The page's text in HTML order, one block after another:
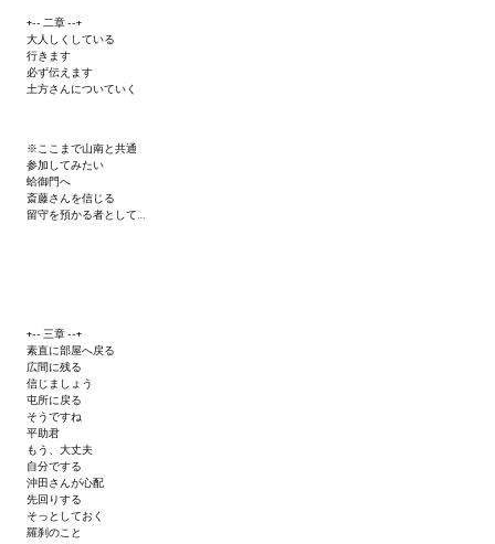
+-- 二章 --+
大人しくしている
行きます
必ず伝えます
土方さんについていく
※ここまで山南と共通
参加してみたい
蛤御門へ
斎藤さんを信じる
留守を預かる者として…
+-- 三章 --+
素直に部屋へ戻る
広間に残る
信じましょう
屯所に戻る
そうですね
平助君
もう、大丈夫
自分でする
沖田さんが心配
先回りする
そっとしておく
羅刹のこと